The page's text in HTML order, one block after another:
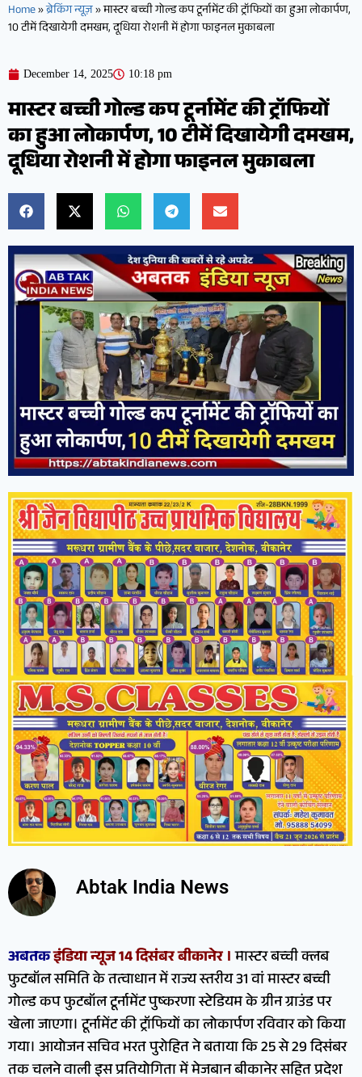
Home»ब्रेकिंग न्यूज़»मास्टर बच्ची गोल्ड कप टूर्नामेंट की ट्रॉफियों का हुआ लोकार्पण,
10 टीमें दिखायेगी दमखम, दूधिया रोशनी में होगा फाइनल मुकाबला
December 14, 2025 10:18 pm
मास्टर बच्ची गोल्ड कप टूर्नामेंट की ट्रॉफियों
का हुआ लोकार्पण, 10 टीमें दिखायेगी दमखम,
दूधिया रोशनी में होगा फाइनल मुकाबला
Abtak India News
अबतकइंडिया न्यूज 14 दिसंबर बीकानेर ।मास्टर बच्ची क्लब
फुटबॉल समिति के तत्वाधान में राज्य स्तरीय 31 वां मास्टर बच्ची
गोल्ड कप फुटबॉल टूर्नामेंट पुष्करणा स्टेडियम के ग्रीन ग्राउंड पर
खेला जाएगा। टूर्नामेंट की ट्रॉफियों का लोकार्पण रविवार को किया
गया। आयोजन सचिव भरत पुरोहित ने बताया कि 25 से 29 दिसंबर
तक चलने वाली इस प्रतियोगिता में मेजबान बीकानेर सहित प्रदेश